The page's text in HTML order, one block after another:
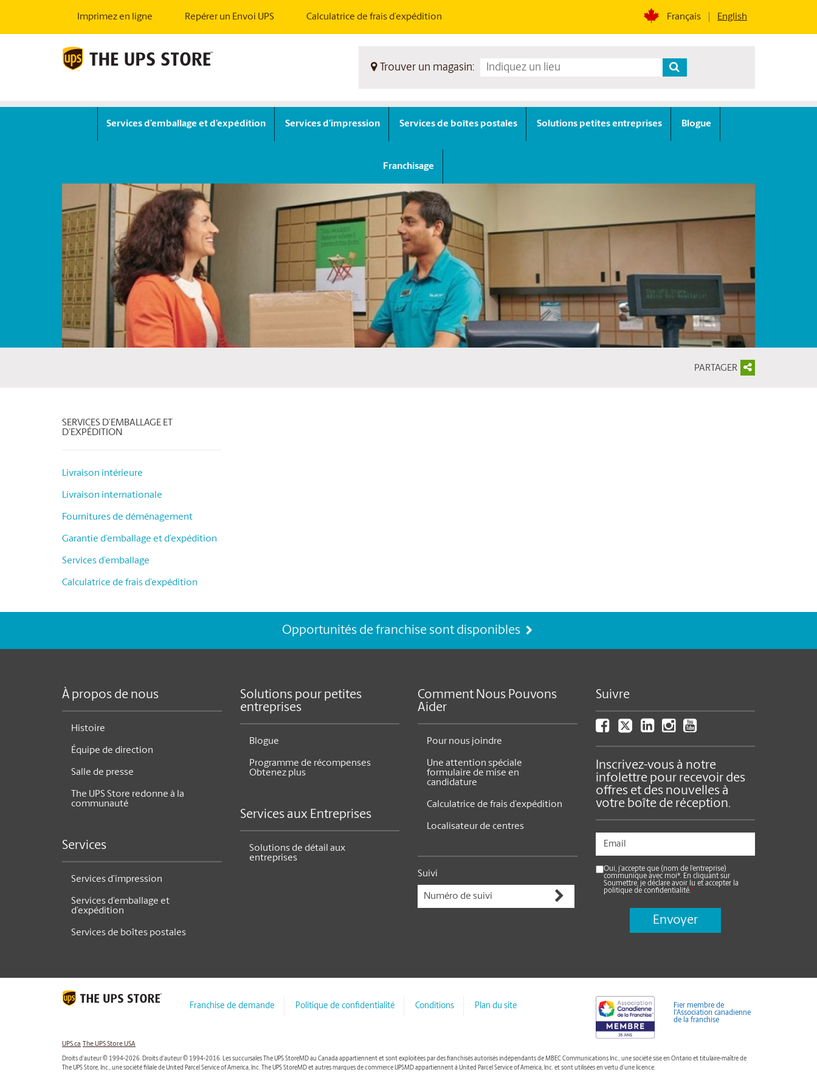
Imprimez en ligne Repérer un Envoi UPS Calculatrice de frais d’expédition Français English
Trouver un magasin:
Services d’emballage et d’expédition Services d’impression Services de boîtes postales Solutions petites entreprises Blogue
Franchisage
PARTAGER
SERVICES D’EMBALLAGE ET
D’EXPÉDITION
Livraison intérieure
Livraison internationale
Fournitures de déménagement
Garantie d’emballage et d’expédition
Services d’emballage
Calculatrice de frais d’expédition
Opportunités de franchise sont disponibles
À propos de nous
Histoire
Équipe de direction
Salle de presse
The UPS Store redonne à la
communauté
Services
Services d’impression
Services d’emballage et
d’expédition
Services de boîtes postales
Solutions pour petites
entreprises
Blogue
Programme de récompenses
Obtenez plus
Services aux Entreprises
Solutions de détail aux
entreprises
Comment Nous Pouvons
Aider
Pour nous joindre
Une attention spéciale
formulaire de mise en
candidature
Calculatrice de frais d’expédition
Localisateur de centres
Suivi
Suivre
Inscrivez-vous à notre
infolettre pour recevoir des
offres et des nouvelles à
votre boîte de réception.
Oui, j’accepte que (nom de l’entreprise)
communique avec moi*. En cliquant sur
Soumettre, je déclare avoir lu et accepter la
politique de confidentialité.*
Franchise de demande Politique de confidentialité Conditions Plan du site
Fier membre de
l'Association canadienne
de la franchise
UPS.ca The UPS Store USA
Droits d'auteur © 1994-2026. Droits d'auteur © 1994-2016. Les succursales The UPS StoreMD au Canada appartiennent et sont exploitées par des franchisés autorisés indépendants de MBEC Communications Inc., une société sise en Ontario et titulaire-maître de
The UPS Store, Inc., une société filiale de United Parcel Service of America, Inc. The UPS StoreMD et autres marques de commerce UPSMD appartiennent à United Parcel Service of America, Inc. et sont utilisées en vertu d’une licence.